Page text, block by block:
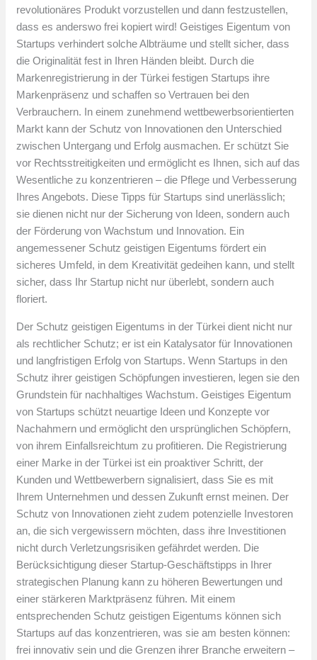
revolutionäres Produkt vorzustellen und dann festzustellen,
dass es anderswo frei kopiert wird! Geistiges Eigentum von
Startups verhindert solche Albträume und stellt sicher, dass
die Originalität fest in Ihren Händen bleibt. Durch die
Markenregistrierung in der Türkei festigen Startups ihre
Markenpräsenz und schaffen so Vertrauen bei den
Verbrauchern. In einem zunehmend wettbewerbsorientierten
Markt kann der Schutz von Innovationen den Unterschied
zwischen Untergang und Erfolg ausmachen. Er schützt Sie
vor Rechtsstreitigkeiten und ermöglicht es Ihnen, sich auf das
Wesentliche zu konzentrieren – die Pflege und Verbesserung
Ihres Angebots. Diese Tipps für Startups sind unerlässlich;
sie dienen nicht nur der Sicherung von Ideen, sondern auch
der Förderung von Wachstum und Innovation. Ein
angemessener Schutz geistigen Eigentums fördert ein
sicheres Umfeld, in dem Kreativität gedeihen kann, und stellt
sicher, dass Ihr Startup nicht nur überlebt, sondern auch
floriert.
Der Schutz geistigen Eigentums in der Türkei dient nicht nur
als rechtlicher Schutz; er ist ein Katalysator für Innovationen
und langfristigen Erfolg von Startups. Wenn Startups in den
Schutz ihrer geistigen Schöpfungen investieren, legen sie den
Grundstein für nachhaltiges Wachstum. Geistiges Eigentum
von Startups schützt neuartige Ideen und Konzepte vor
Nachahmern und ermöglicht den ursprünglichen Schöpfern,
von ihrem Einfallsreichtum zu profitieren. Die Registrierung
einer Marke in der Türkei ist ein proaktiver Schritt, der
Kunden und Wettbewerbern signalisiert, dass Sie es mit
Ihrem Unternehmen und dessen Zukunft ernst meinen. Der
Schutz von Innovationen zieht zudem potenzielle Investoren
an, die sich vergewissern möchten, dass ihre Investitionen
nicht durch Verletzungsrisiken gefährdet werden. Die
Berücksichtigung dieser Startup-Geschäftstipps in Ihrer
strategischen Planung kann zu höheren Bewertungen und
einer stärkeren Marktpräsenz führen. Mit einem
entsprechenden Schutz geistigen Eigentums können sich
Startups auf das konzentrieren, was sie am besten können:
frei innovativ sein und die Grenzen ihrer Branche erweitern –